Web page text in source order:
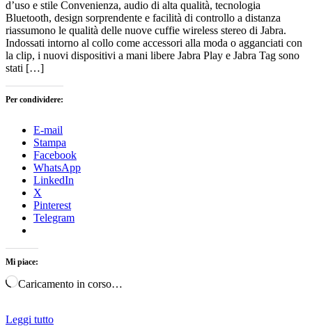
d’uso e stile Convenienza, audio di alta qualità, tecnologia
Bluetooth, design sorprendente e facilità di controllo a distanza
riassumono le qualità delle nuove cuffie wireless stereo di Jabra.
Indossati intorno al collo come accessori alla moda o agganciati con
la clip, i nuovi dispositivi a mani libere Jabra Play e Jabra Tag sono
stati […]
Per condividere:
E-mail
Stampa
Facebook
WhatsApp
LinkedIn
X
Pinterest
Telegram
Mi piace:
Caricamento in corso…
Leggi tutto